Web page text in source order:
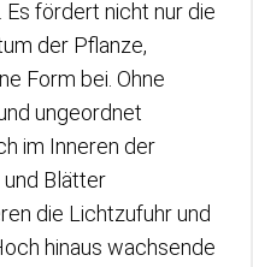
Es fördert nicht nur die
der Pflanze,
Form bei. Ohne
ungeordnet
im Inneren der
Blätter
die Lichtzufuhr und
hinaus wachsende